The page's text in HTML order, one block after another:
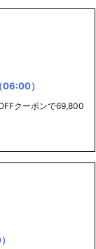
06:00）
クーポンで69,800